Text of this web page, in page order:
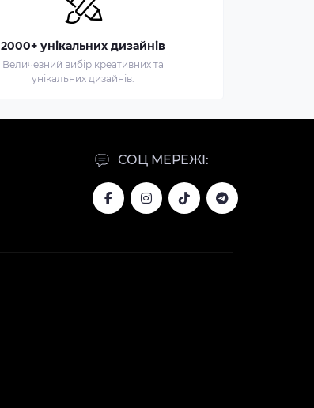
2000+ унікальних дизайнів
Величезний вибір креативних та
унікальних дизайнів.
СОЦ МЕРЕЖІ: